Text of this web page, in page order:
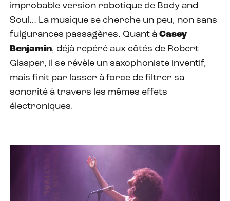
improbable version robotique de Body and
Soul… La musique se cherche un peu, non sans
fulgurances passagères. Quant à Casey
Benjamin, déjà repéré aux côtés de Robert
Glasper, il se révèle un saxophoniste inventif,
mais finit par lasser à force de filtrer sa
sonorité à travers les mêmes effets
électroniques.